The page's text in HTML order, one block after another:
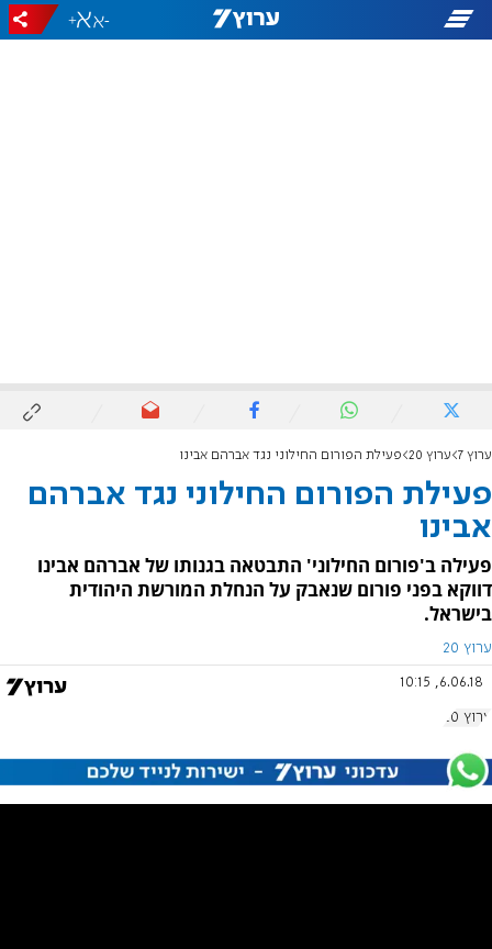
-
+
ערוץ 7 ערוץ 20 פעילת הפורום החילוני נגד אברהם אבינו
פעילת הפורום החילוני נגד אברהם
אבינו
פעילה ב'פורום החילוני' התבטאה בגנותו של אברהם אבינו
דווקא בפני פורום שנאבק על הנחלת המורשת היהודית
בישראל.
ערוץ 20
6.06.18, 10:15
ערוץ 20